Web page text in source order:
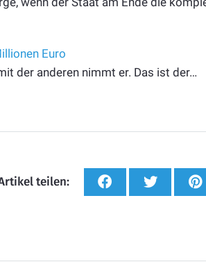
Euro
der anderen nimmt er. Das ist der…
teilen: